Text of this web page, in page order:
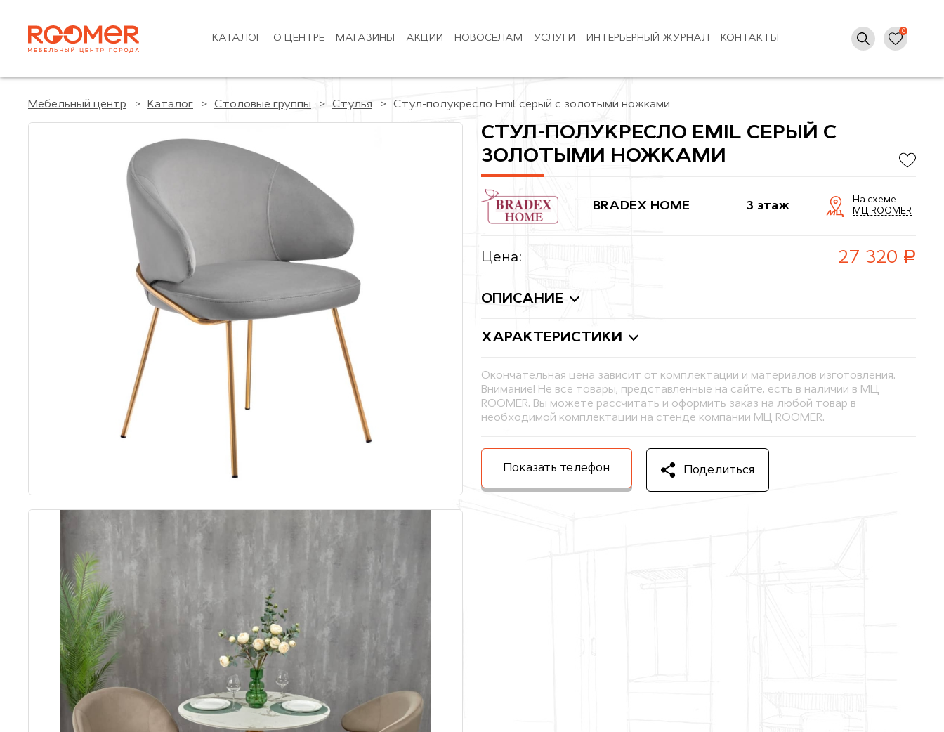
КАТАЛОГ О ЦЕНТРЕ МАГАЗИНЫ АКЦИИ НОВОСЕЛАМ УСЛУГИ ИНТЕРЬЕРНЫЙ ЖУРНАЛ КОНТАКТЫ
Мебельный центр Каталог Столовые группы Стулья Стул-полукресло Emil серый с золотыми ножками
СТУЛ-ПОЛУКРЕСЛО EMIL СЕРЫЙ С
ЗОЛОТЫМИ НОЖКАМИ
BRADEX HOME 3 этаж
На схеме
МЦ ROOMER
Цена: 27 320 руб.
ОПИСАНИЕ
ХАРАКТЕРИСТИКИ
Окончательная цена зависит от комплектации и материалов изготовления.
Внимание! Не все товары, представленные на сайте, есть в наличии в МЦ
ROOMER. Вы можете рассчитать и оформить заказ на любой товар в
необходимой комплектации на стенде компании МЦ ROOMER.
Показать телефон Поделиться